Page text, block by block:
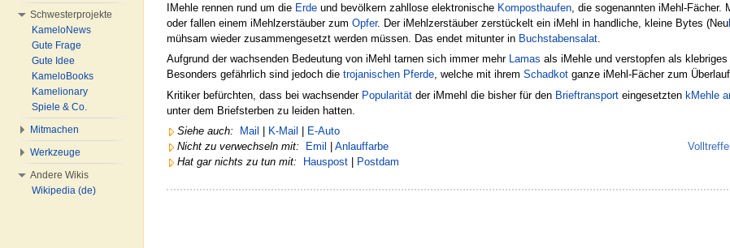
IMehle rennen rund um die Erde und bevölkern zahllose elektronische Komposthaufen , die sogenannten iMehl-
oder fallen einem iMehlzerstäuber zum Opfer. Der iMehlzerstäuber zerstückelt ein iMehl in handliche, kleine Bytes (Neu
mühsam wieder zusammengesetzt werden müssen. Das endet mitunter in Buchstabensalat
Aufgrund der wachsenden Bedeutung von iMehl tarnen sich immer mehr Lamas als iMehle und verstopfen als klebriges
Besonders gefährlich sind jedoch die trojanischen Pferde, welche mit ihrem Schadkot ganze iMehl-Fächer zum
Kritiker befürchten, dass bei wachsender Popularität der iMmehl die bisher für den Brieftransport eingesetzten kMehle
unter dem Briefsterben zu leiden hatten.
Siehe auch:
Mail K-Mail
E-Auto
Nicht zu verwechseln mit:
Emil Anlauffarbe
Hat gar nichts zu tun mit:
Hauspost Postdam
Schwesterprojekte
KameloNews
Gute Frage
Gute Idee
KameloBooks
Kamelionary
Spiele & Co.
Mitmachen
Werkzeuge
Andere Wikis
Wikipedia (de)